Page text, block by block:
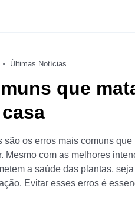
Últimas Notícias
que
são os erros mais comuns
Mesmo com as melhores
a saúde das plantas,
Evitar esses erros é